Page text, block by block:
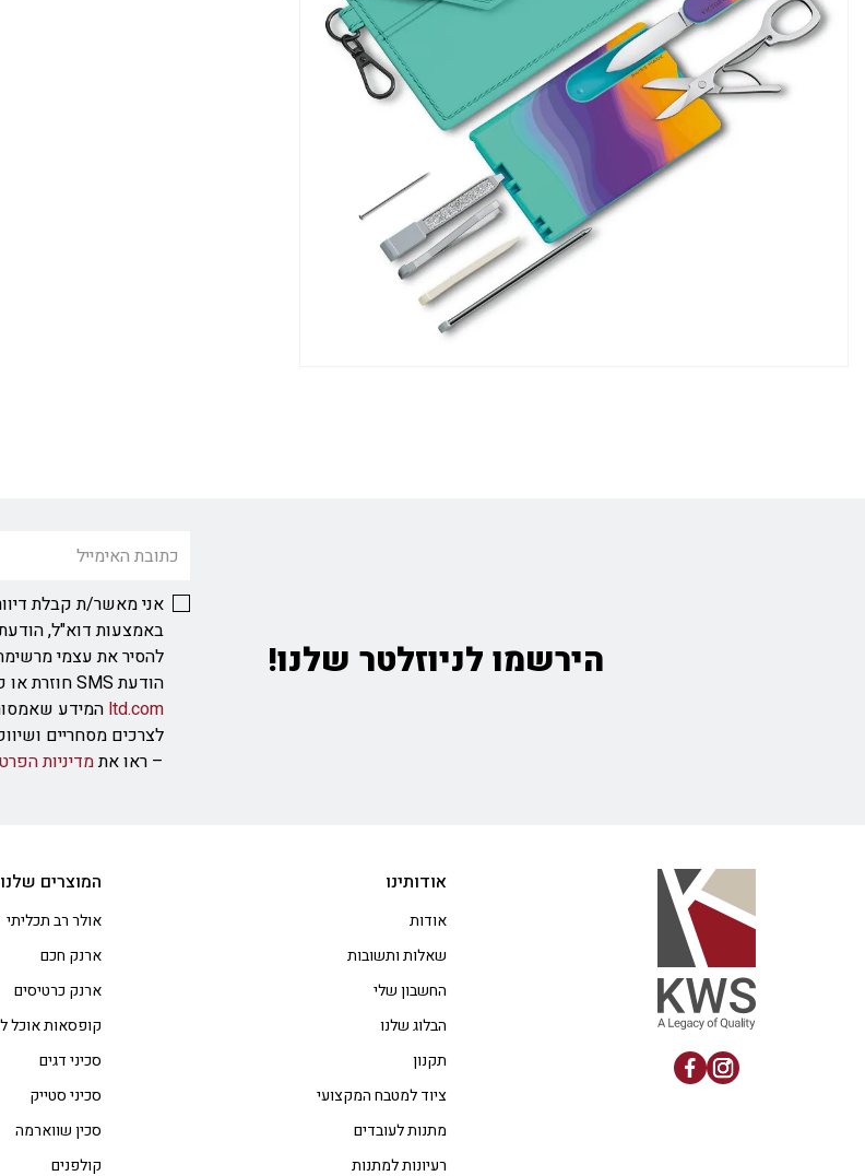
הירשמו לניוזלטר שלנו!
אני מאשר/ת קבלת
להסיר את עצמי
הודעת SMS חוזרת או פנייה לשירות הלקוחות בכתובת
ltd.com המידע
לצרכים מסחריים
– ראו אתמדיניות
אודותינו
אודות
שאלות ותשובות
החשבון שלי
הבלוג שלנו
תקנון
ציוד למטבח המקצועי
מתנות לעובדים
רעיונות למתנות
המוצרים שלנו
אולר רב תכליתי
ארנק חכם
ארנק כרטיסים
קופסאות אוכל
סכיני דגים
סכיני סטייק
סכין שווארמה
קולפנים